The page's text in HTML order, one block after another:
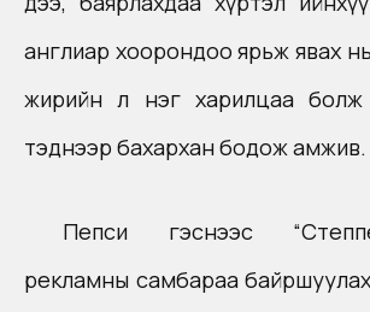
англиар хоорондоо ярьж явах
жирийн л нэг харилцаа болж
тэднээр бахархан бодож амжив.
Пепси гэснээс
рекламны самбараа